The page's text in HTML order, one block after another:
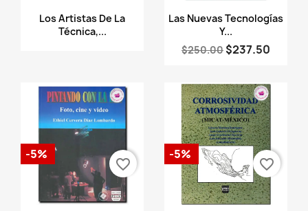
Vista rápida
Los Artistas De La
Técnica,...
Vista rápida
Las Nuevas Tecnologías
Y...
$250.00 $237.50
-5%
favorite_border
-5%
favorite_border